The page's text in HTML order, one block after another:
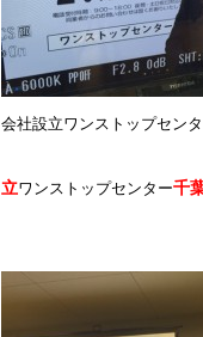
会社設立ワンストップセン
立ワンストップセンター千